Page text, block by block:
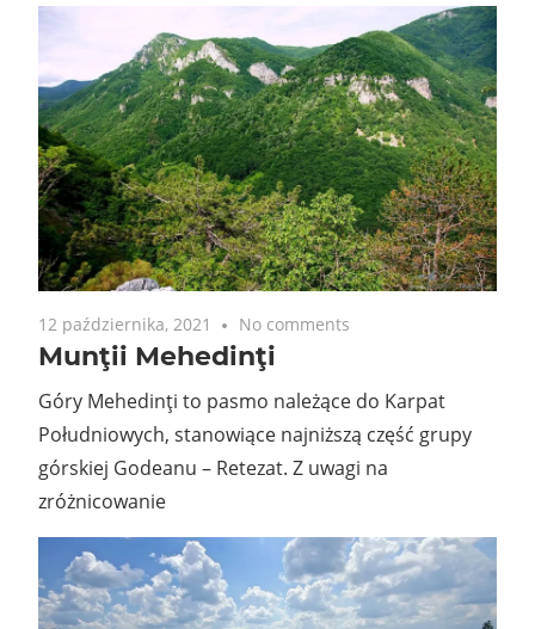
12 października, 2021 No comments
Munţii Mehedinţi
Góry Mehedinţi to pasmo należące do Karpat
Południowych, stanowiące najniższą część grupy
górskiej Godeanu – Retezat. Z uwagi na
zróżnicowanie